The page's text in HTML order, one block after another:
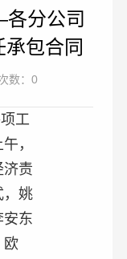
分公司
包合同
数：0
工
，
济责
，姚
安东
欧